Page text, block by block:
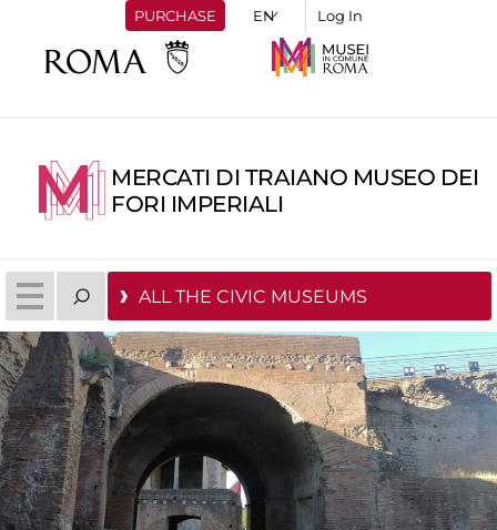
PURCHASE Log In
MERCATI DI TRAIANO MUSEO DEI
FORI IMPERIALI
ALL THE CIVIC MUSEUMS